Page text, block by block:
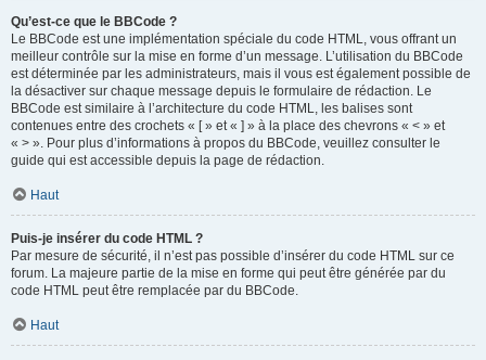
Qu’est-ce que le BBCode ?
Le BBCode est une implémentation spéciale du code HTML, vous offrant un
meilleur contrôle sur la mise en forme d’un message. L’utilisation du BBCode
est déterminée par les administrateurs, mais il vous est également possible de
la désactiver sur chaque message depuis le formulaire de rédaction. Le
BBCode est similaire à l’architecture du code HTML, les balises sont
contenues entre des crochets « [ » et « ] » à la place des chevrons « < » et
« > ». Pour plus d’informations à propos du BBCode, veuillez consulter le
guide qui est accessible depuis la page de rédaction.
Haut
Puis-je insérer du code HTML ?
Par mesure de sécurité, il n’est pas possible d’insérer du code HTML sur ce
forum. La majeure partie de la mise en forme qui peut être générée par du
code HTML peut être remplacée par du BBCode.
Haut